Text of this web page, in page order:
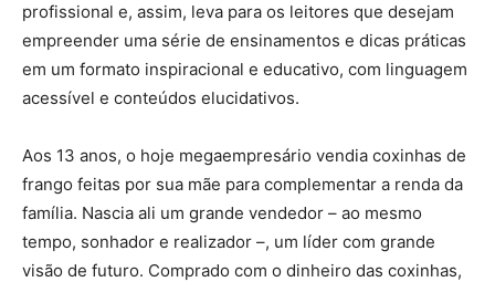
profissional e, assim, leva para os leitores que desejam
empreender uma série de ensinamentos e dicas práticas
em um formato inspiracional e educativo, com linguagem
acessível e conteúdos elucidativos.
Aos 13 anos, o hoje megaempresário vendia coxinhas de
frango feitas por sua mãe para complementar a renda da
família. Nascia ali um grande vendedor – ao mesmo
tempo, sonhador e realizador –, um líder com grande
visão de futuro. Comprado com o dinheiro das coxinhas,